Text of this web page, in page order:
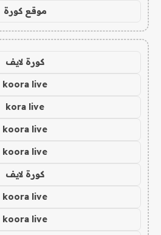
موقع كورة
كورة لايف
koora live
kora live
koora live
koora live
كورة لايف
koora live
koora live